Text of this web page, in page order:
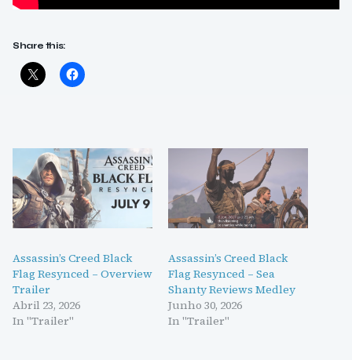
Share this:
Assassin’s Creed Black
Flag Resynced – Overview
Trailer
Abril 23, 2026
In "Trailer"
Assassin’s Creed Black
Flag Resynced – Sea
Shanty Reviews Medley
Junho 30, 2026
In "Trailer"